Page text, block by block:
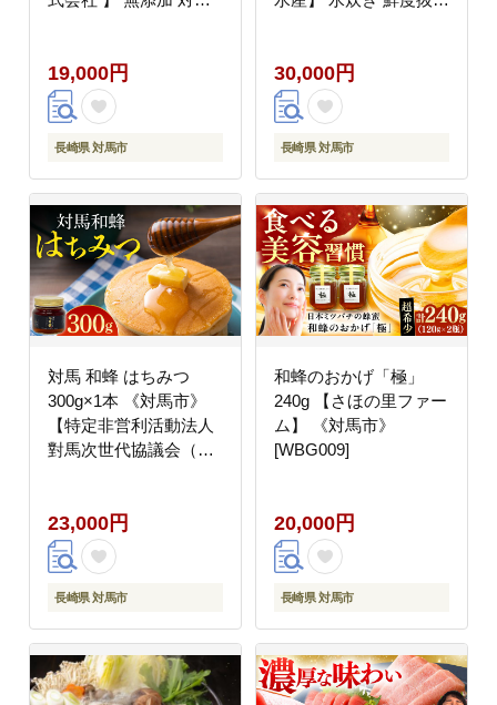
ピード発送 最速発送 最
短発送
19,000円
長崎県 対馬市
30,000円
長崎県 対馬市
対馬 和蜂 はちみつ
300g×1本 《対馬市》
【特定非営利活動法人
對馬次世代協議会（対
ホンミツバチ
[WAM034]
23,000円
長崎県 対馬市
和蜂のおかげ「極」
240g 【さほの里ファー
ム】 《対馬市》
[WBG009]
20,000円
長崎県 対馬市